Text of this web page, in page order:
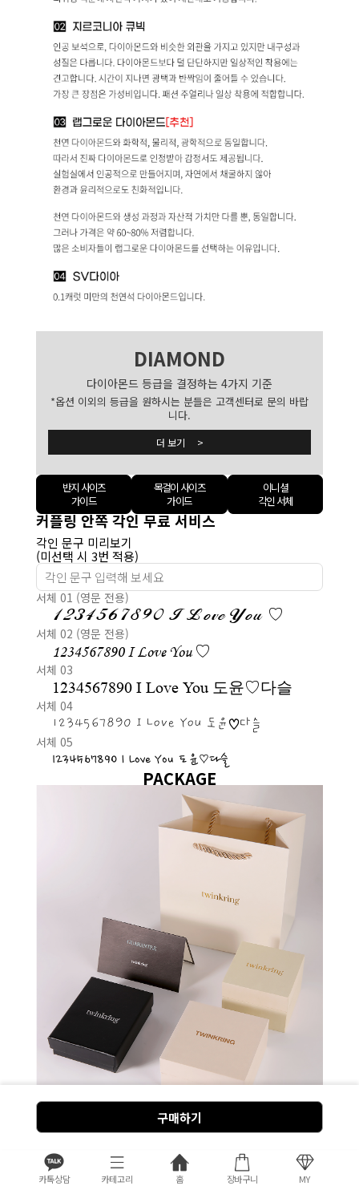
카톡상담 카테고리 홈 장바구니 MY
구매하기
DIAMOND
다이아몬드 등급을 결정하는 4가지 기준
*옵션 이외의 등급을 원하시는 분들은 고객센터로 문의 바랍
니다.
더 보기 >
반지 사이즈
가이드
목걸이 사이즈
가이드
이니셜
각인 서체
커플링 안쪽 각인 무료 서비스
각인 문구 미리보기
(미선택 시 3번 적용)
서체 01 (영문 전용)
1234567890 I Love You ♡
서체 02 (영문 전용)
1234567890 I Love You ♡
서체 03
1234567890 I Love You 도윤♡다슬
서체 04
1234567890 I Love You 도윤♡다슬
서체 05
1234567890 I Love You 도윤♡다슬
PACKAGE
위 이미지는 고객님의 이해를 돕기 위한 연출 컷입니다.
구매해 주시는 모든 분께 케이스, 보증서를 포함한 베이직 패
키지 서비스를 제공합니다.
쇼핑백은 환경보호를 위해 제공하지 않습니다. 단, 필요한 분